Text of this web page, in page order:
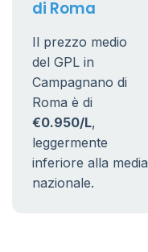
di Roma
Il prezzo medio
del GPL in
Campagnano di
Roma è di
€0.950/L,
leggermente
inferiore alla media
nazionale.